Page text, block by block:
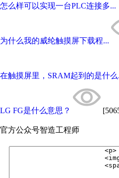
怎么样可以实现一台PLC连接多...
为什么我的威纶触摸屏下载程...
在触摸屏里，SRAM起到的是什么
LG FG是什么意思？
官方公众号智造工程师